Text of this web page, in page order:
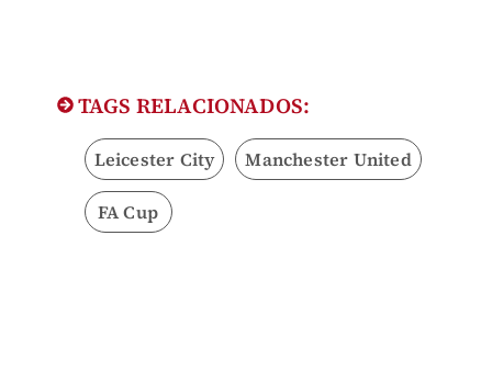
TAGS RELACIONADOS:
Leicester City Manchester United
FA Cup